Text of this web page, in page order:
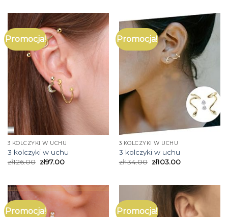
Promocja!
3 KOLCZYKI W UCHU
3 kolczyki w uchu
zł126.00 zł97.00
Promocja!
3 KOLCZYKI W UCHU
3 kolczyki w uchu
zł134.00 zł103.00
Promocja! Promocja!